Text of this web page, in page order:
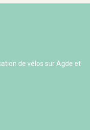
de vélos sur Agde et